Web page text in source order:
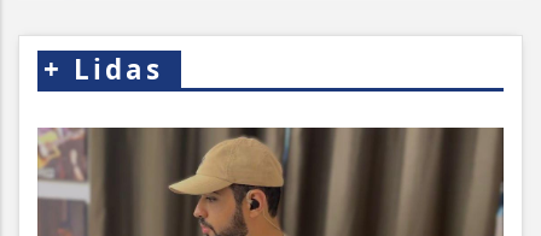
+ Lidas